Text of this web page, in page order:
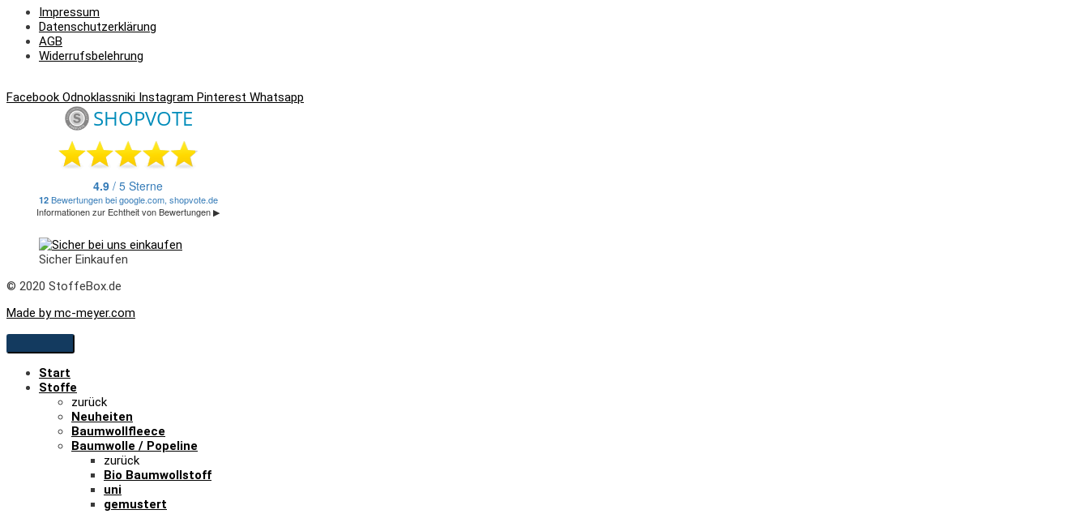
Impressum
Datenschutzerklärung
AGB
Widerrufsbelehrung
Facebook Odnoklassniki Instagram Pinterest Whatsapp
Sicher Einkaufen
© 2020 StoffeBox.de
Made by mc-meyer.com
Start
Stoffe
zurück
Neuheiten
Baumwollfleece
Baumwolle / Popeline
zurück
Bio Baumwollstoff
uni
gemustert